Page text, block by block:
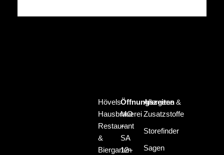
Hövels
Hausbrauerei
Restaurant
&
Biergarten
Öffnungszeiten
MO
–
SA
12–
Allergene &
Zusatzstoffe
Storefinder
Sagen